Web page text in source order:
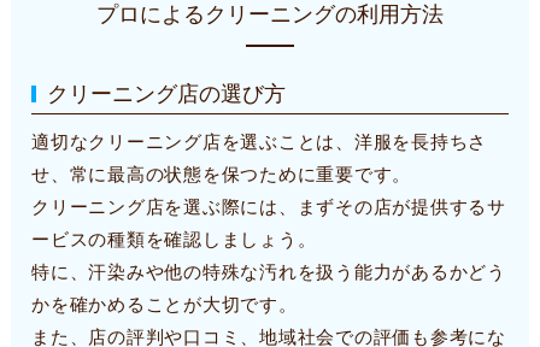
プロによるクリーニングの利用方法
クリーニング店の選び方
適切なクリーニング店を選ぶことは、洋服を長持ちさ
せ、常に最高の状態を保つために重要です。
クリーニング店を選ぶ際には、まずその店が提供するサ
ービスの種類を確認しましょう。
特に、汗染みや他の特殊な汚れを扱う能力があるかどう
かを確かめることが大切です。
また、店の評判や口コミ、地域社会での評価も参考にな